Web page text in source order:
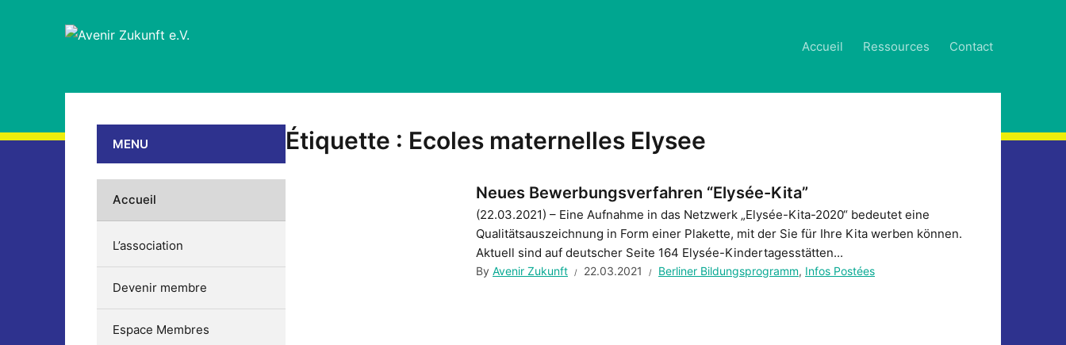
Accueil Ressources Contact
Étiquette : Ecoles maternelles Elysee
Neues Bewerbungsverfahren “Elysée-Kita”
(22.03.2021) – Eine Aufnahme in das Netzwerk „Elysée-Kita-2020“ bedeutet eine
Qualitätsauszeichnung in Form einer Plakette, mit der Sie für Ihre Kita werben können.
Aktuell sind auf deutscher Seite 164 Elysée-Kindertagesstätten...
By Avenir Zukunft 22.03.2021 Berliner Bildungsprogramm, Infos Postées
MENU
Accueil
L’association
Devenir membre
Espace Membres